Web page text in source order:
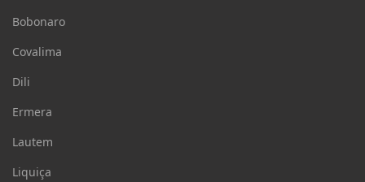
Bobonaro
Covalima
Dili
Ermera
Lautem
Liquiça